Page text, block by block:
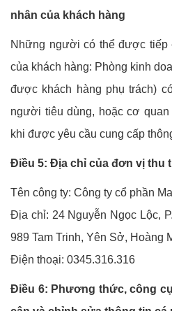
nhân của khách hàng
Những người có thể được tiếp
của khách hàng: Phòng kinh
được khách hàng phụ trách)
người tiêu dùng, hoặc cơ
khi được yêu cầu cung cấp
Điều 5: Địa chỉ của đơn vị thu
Tên công ty: Công ty cổ phần
Địa chỉ: 24 Nguyễn Ngọc Lộc,
989 Tam Trinh, Yên Sở, Hoàng
Điện thoại: 0345.316.316
Điều 6: Phương thức, công